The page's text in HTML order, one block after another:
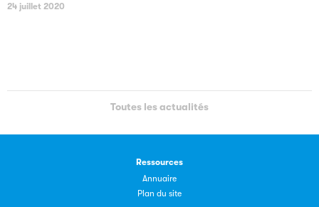
24 juillet 2020
Toutes les actualités
Ressources
Annuaire
Plan du site